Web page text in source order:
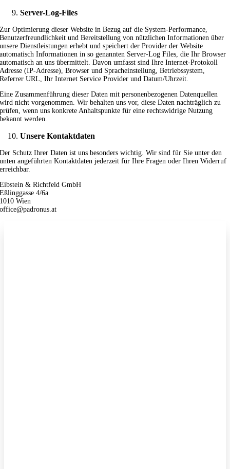
Server-Log-Files
Zur Optimierung dieser Website in Bezug auf die System-Performance,
Benutzerfreundlichkeit und Bereitstellung von nützlichen Informationen über
unsere Dienstleistungen erhebt und speichert der Provider der Website
automatisch Informationen in so genannten Server-Log Files, die Ihr Browser
automatisch an uns übermittelt. Davon umfasst sind Ihre Internet-Protokoll
Adresse (IP-Adresse), Browser und Spracheinstellung, Betriebssystem,
Referrer URL, Ihr Internet Service Provider und Datum/Uhrzeit.
Eine Zusammenführung dieser Daten mit personenbezogenen Datenquellen
wird nicht vorgenommen. Wir behalten uns vor, diese Daten nachträglich zu
prüfen, wenn uns konkrete Anhaltspunkte für eine rechtswidrige Nutzung
bekannt werden.
Unsere Kontaktdaten
Der Schutz Ihrer Daten ist uns besonders wichtig. Wir sind für Sie unter den
unten angeführten Kontaktdaten jederzeit für Ihre Fragen oder Ihren Widerruf
erreichbar.
Eibstein & Richtfeld GmbH
Eßlinggasse 4/6a
1010 Wien
office@padronus.at